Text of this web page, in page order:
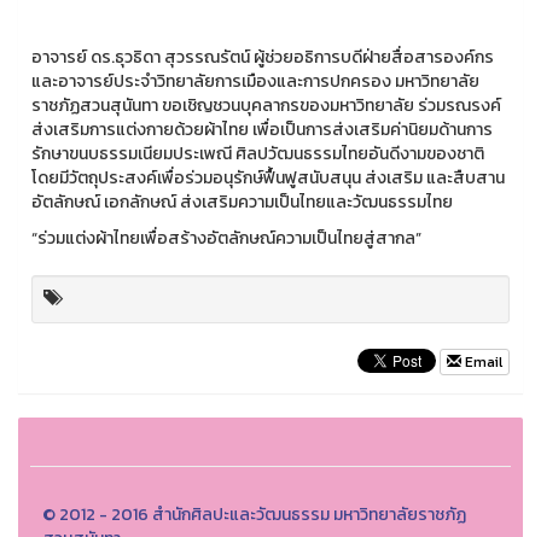
อาจารย์ ดร.ธุวธิดา สุวรรณรัตน์ ผู้ช่วยอธิการบดีฝ่ายสื่อสารองค์กร
และอาจารย์ประจำวิทยาลัยการเมืองและการปกครอง มหาวิทยาลัย
ราชภัฏสวนสุนันทา ขอเชิญชวนบุคลากรของมหาวิทยาลัย ร่วมรณรงค์
ส่งเสริมการแต่งกายด้วยผ้าไทย เพื่อเป็นการส่งเสริมค่านิยมด้านการ
รักษาขนบธรรมเนียมประเพณี ศิลปวัฒนธรรมไทยอันดีงามของชาติ
โดยมีวัตถุประสงค์เพื่อร่วมอนุรักษ์ฟื้นฟูสนับสนุน ส่งเสริม และสืบสาน
อัตลักษณ์ เอกลักษณ์ ส่งเสริมความเป็นไทยและวัฒนธรรมไทย
“ร่วมแต่งผ้าไทยเพื่อสร้างอัตลักษณ์ความเป็นไทยสู่สากล”
Email
© 2012 - 2016 สำนักศิลปะและวัฒนธรรม มหาวิทยาลัยราชภัฏ